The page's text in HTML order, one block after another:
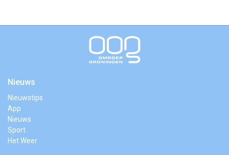
Nieuws
Nieuwstips
App
Nieuws
Sport
Het Weer